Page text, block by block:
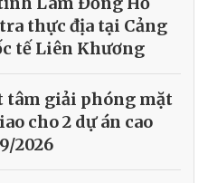
thực địa tại Cảng
tế Liên Khương
tâm giải phóng mặt
cho 2 dự án cao
2026